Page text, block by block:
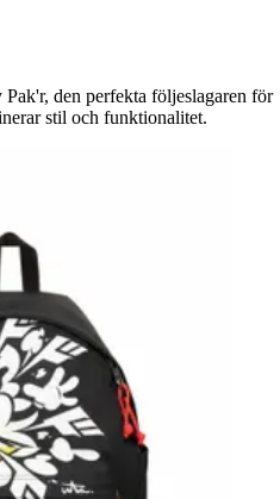
den perfekta följeslagaren för
stil och funktionalitet.